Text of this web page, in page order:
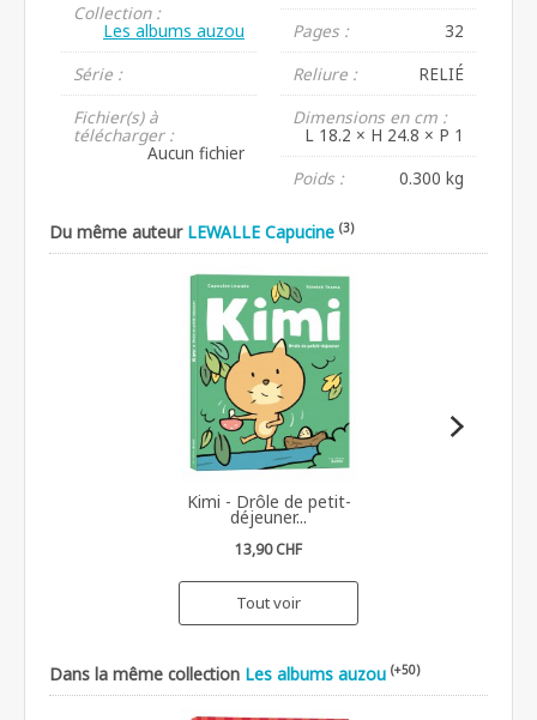
Collection :
Les albums auzou
Série :
Fichier(s) à
télécharger :
Aucun fichier
Pages :
32
Reliure :
RELIÉ
Dimensions en cm :
L 18.2 × H 24.8 × P 1
Poids :
0.300 kg
Du même auteur LEWALLE Capucine (3)
Kimi - Drôle de petit-
déjeuner...
13,90 CHF
Tout voir
Dans la même collection Les albums auzou (+50)